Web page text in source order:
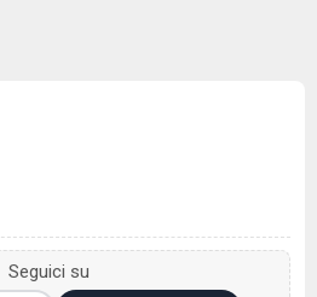
Seguici su